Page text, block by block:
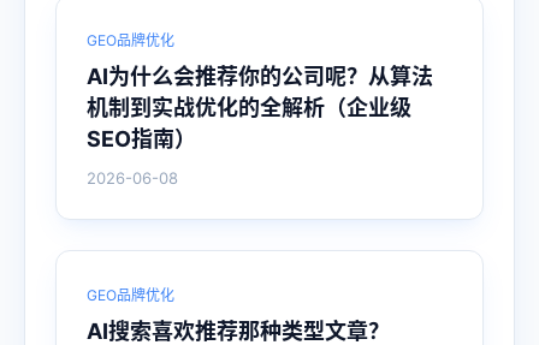
GEO品牌优化
AI为什么会推荐你的公司呢？从算法
机制到实战优化的全解析（企业级
SEO指南）
2026-06-08
GEO品牌优化
AI搜索喜欢推荐那种类型文章？